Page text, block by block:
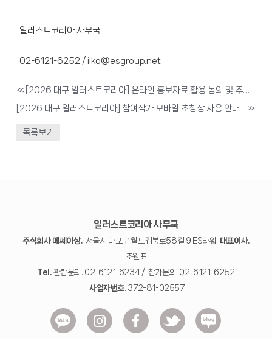
일러스트코리아 사무국
02-6121-6252 / ilko@esgroup.net
«
[2026 대구 일러스트코리아] 온라인 홍보자료 활용 동의 및 추가접수 안내
[2026 대구 일러스트코리아] 참여작가 모바일 초청장 사용 안내
»
목록보기
일러스트코리아 사무국
주식회사 메쎄이상. 서울시 마포구 월드컵북로58길 9 ES타워 대표이사.
조원표
Tel.
관람문의. 02-6121-6234 / 참가문의. 02-6121-6252
사업자번호. 372-81-02557